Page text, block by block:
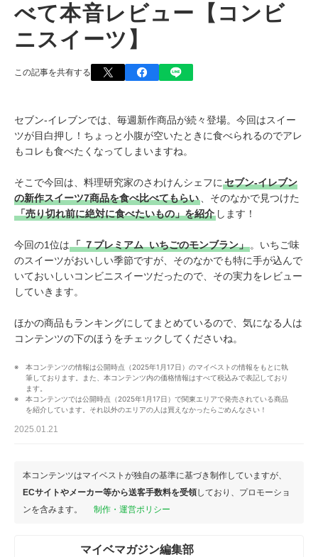
べて本音レビュー【コンビ
ニスイーツ】
この記事を共有する
セブン-イレブンでは、毎週新作商品が続々登場。今回はスイー
ツが目白押し！ちょっと小腹が空いたときに食べられるのでアレ
もコレも食べたくなってしまいますね。
そこで今回は、料理研究家のさわけんシェフにセブン-イレブン
の新作スイーツ7商品を食べ比べてもらい、そのなかで見つけた
「売り切れ前に絶対に食べたいもの」を紹介 します！
今回の1位は「 ７プレミアム いちごのモンブラン」。いちご味
のスイーツがおいしい季節ですが、そのなかでも特に手が込んで
いておいしいコンビニスイーツだったので、その実力をレビュー
していきます。
ほかの商品もランキングにしてまとめているので、気になる人は
コンテンツの下のほうをチェックしてくださいね。
本コンテンツの情報は公開時点（2025年1月17日）のマイベストの情報をもとに執
筆しております。また、本コンテンツ内の価格情報はすべて税込みで表記しており
ます。
本コンテンツでは公開時点（2025年1月17日）で関東エリアで発売されている商品
を紹介しています。それ以外のエリアの人は買えなかったらごめんなさい！
2025.01.21
本コンテンツはマイベストが独自の基準に基づき制作していますが、
ECサイトやメーカー等から送客手数料を受領しており、プロモーショ
ンを含みます。
制作・運営ポリシー
マイベマガジン編集部